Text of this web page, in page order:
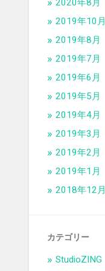
2020年8月
2019年10月
2019年8月
2019年7月
2019年6月
2019年5月
2019年4月
2019年3月
2019年2月
2019年1月
2018年12月
カテゴリー
StudioZING